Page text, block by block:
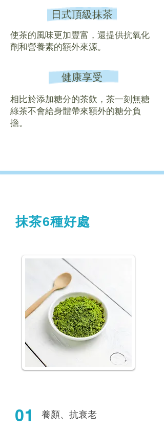
日式頂級抹茶
使茶的風味更加豐富，還提供抗氧化
劑和營養素的額外來源。
健康享受
相比於添加糖分的茶飲，茶一刻無糖
綠茶不會給身體帶來額外的糖分負
擔。
抹茶6種好處
01 養顏、抗衰老